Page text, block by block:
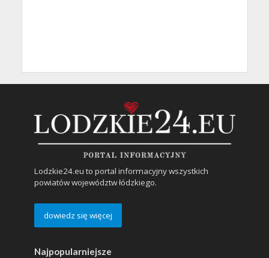
Lodzkie24.eu to portal informacyjny wszystkich
powiatów województw łódzkiego.
dowiedz się więcej
Najpopularniejsze